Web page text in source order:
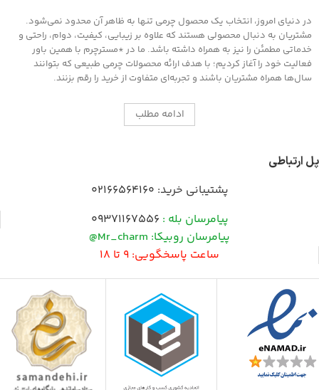
در دنیای امروز، انتخاب یک محصول چرمی تنها به ظاهر آن محدود نمی‌شود.
مشتریان به دنبال محصولی هستند که علاوه بر زیبایی، کیفیت، دوام، راحتی و
خدماتی مطمئن را نیز به همراه داشته باشد. ما در *مسترچرم با همین باور
فعالیت خود را آغاز کردیم؛ با هدف ارائه محصولات چرمی طبیعی که بتوانند
سال‌ها همراه مشتریان باشند و تجربه‌ای متفاوت از خرید را رقم بزنند.
ادامه مطلب
پل ارتباطی
پشتیبانی خرید: 02166564160
پیامرسان بله : 09371167556
پیامرسان روبیکا: Mr_charm@
ساعت پاسخگویی: 9 تا 18